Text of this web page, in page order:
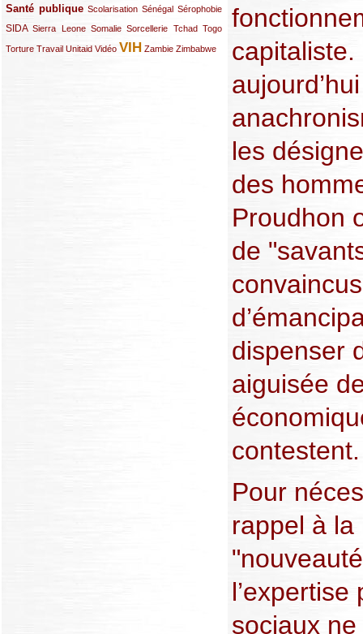
Santé publique
(59/289) Scolarisation
(9/289) Sénégal
(13/289) Sérophobie
(19/289)
SIDA
(29/289)Sierra Leone
(13/289) Somalie
(12/289) Sorcellerie
(19/289) Tchad
(10/289) Togo
(15/289)
Torture
(17/289)Travail
(21/289) Unitaid
(26/289) Vidéo
(23/289) VIH
(154/289) Zambie
(12/289) Zimbabwe
(21/289)
capitaliste.
les
des
Proudhon
de
dispenser
aiguisée
contestent.
Pour
rappel à la
sociaux